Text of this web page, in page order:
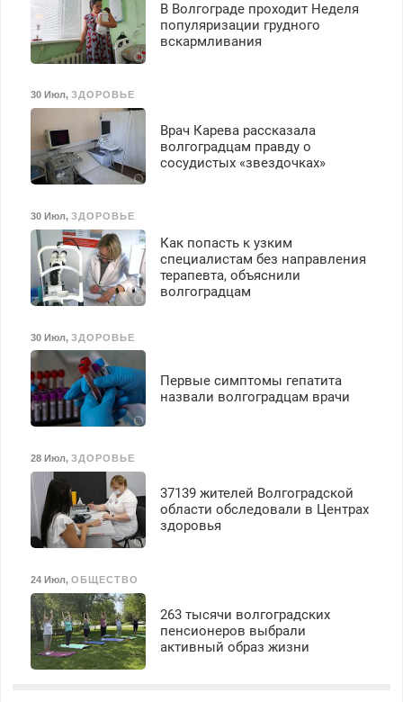
В Волгограде проходит Неделя
популяризации грудного
вскармливания
30 Июл, ЗДОРОВЬЕ
Врач Карева рассказала
волгоградцам правду о
сосудистых «звездочках»
30 Июл, ЗДОРОВЬЕ
Как попасть к узким
специалистам без направления
терапевта, объяснили
волгоградцам
30 Июл, ЗДОРОВЬЕ
Первые симптомы гепатита
назвали волгоградцам врачи
28 Июл, ЗДОРОВЬЕ
37139 жителей Волгоградской
области обследовали в Центрах
здоровья
24 Июл, ОБЩЕСТВО
263 тысячи волгоградских
пенсионеров выбрали
активный образ жизни